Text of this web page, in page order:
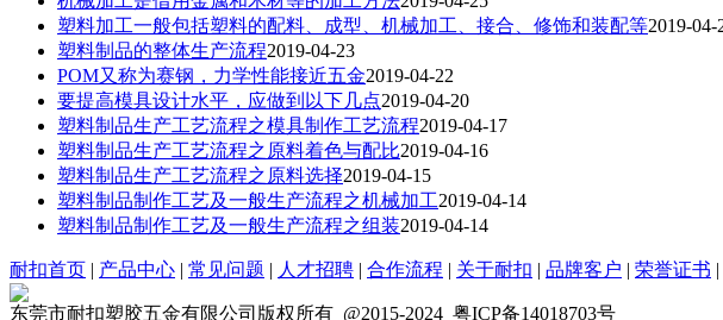
塑料加工一般包括塑料的配料、成型、机械加工、接合、修饰和装配等2019-04-
塑料制品的整体生产流程2019-04-23
POM又称为赛钢，力学性能接近五金2019-04-22
要提高模具设计水平，应做到以下几点2019-04-20
塑料制品生产工艺流程之模具制作工艺流程2019-04-17
塑料制品生产工艺流程之原料着色与配比2019-04-16
塑料制品生产工艺流程之原料选择2019-04-15
塑料制品制作工艺及一般生产流程之机械加工2019-04-14
塑料制品制作工艺及一般生产流程之组装2019-04-14
耐扣首页 | 产品中心 | 常见问题 | 人才招聘 | 合作流程 | 关于耐扣 | 品牌客户 | 荣誉证书 |
东莞市耐扣塑胶五金有限公司版权所有 @2015-2024 粤ICP备14018703号